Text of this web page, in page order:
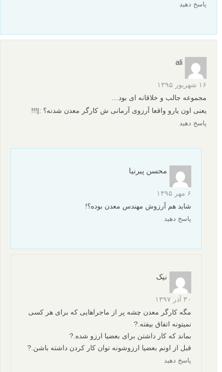
پاسخ دهید
ali
۱۶ شهریور ۱۳۹۵
مجموعه جالب و خلاقانه ای بود…
یعنی اون یارو واقعا آرزوی آرمانی ش کارگر معدن شدنه؟ :|!!!
پاسخ دهید
محسن پیرنیا
۶ مهر ۱۳۹۵
شاید هم آرزوش مهندس معدن بوده؟!
پاسخ دهید
نیک
۳۰ آذر ۱۳۹۷
مگه کارگر معدن چشه پر از ماجراهایی که برای هر کسی
نمیتونه اتفاق بیفته.?
بماند که کار داشتن برای بعضیا ارزو شده.?
قبل از اونم بعضیا ارزوشونه توان کار کردن داشته باشن.?
پاسخ دهید